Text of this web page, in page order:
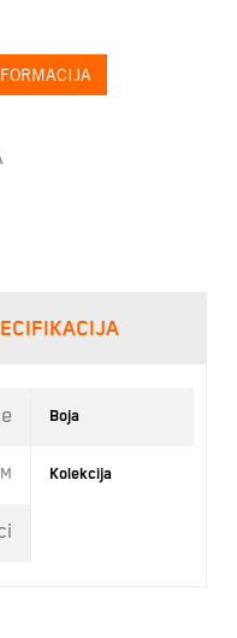
Boja
Kolekcija